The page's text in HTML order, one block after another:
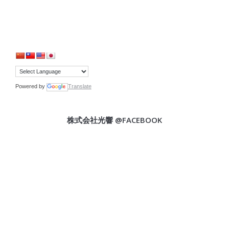
Powered by Translate
株式会社光響 @FACEBOOK